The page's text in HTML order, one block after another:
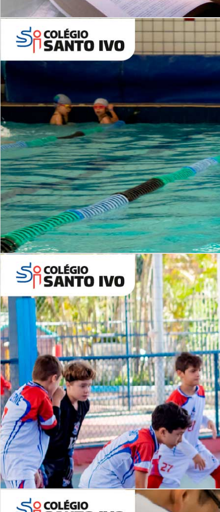
Leituras Literárias
Período Integral | Saiba mais
Desafios | Saiba mais
ALUNOS NOVOS
Entre em Contato
INSTITUCIONAL
Lista de vídeos
NOSSOCANAL